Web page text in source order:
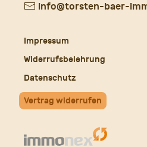
E- info@torsten-baer-
Impressum
Widerrufsbelehrung
Datenschutz
Vertrag widerrufen